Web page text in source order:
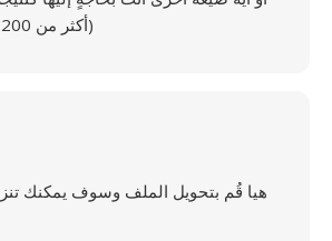
(أكثر من 200 صيغة مدعومة)
هيا قُم بتحويل الملف وسوف يمكنك